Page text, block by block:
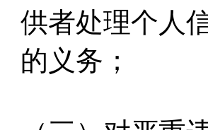
供者处理个人
的义务；